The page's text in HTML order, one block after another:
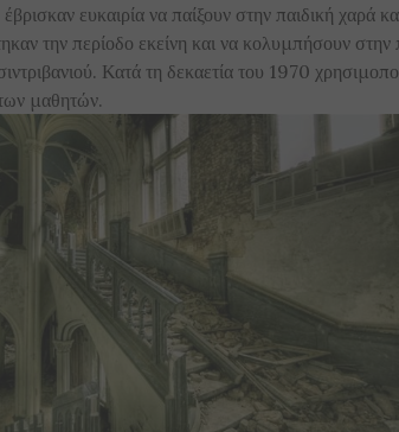
ευκαιρία να παίξουν στην παιδική χαρά
την περίοδο εκείνη και να κολυμπήσουν
Κατά τη δεκαετία του 1970
μαθητών.